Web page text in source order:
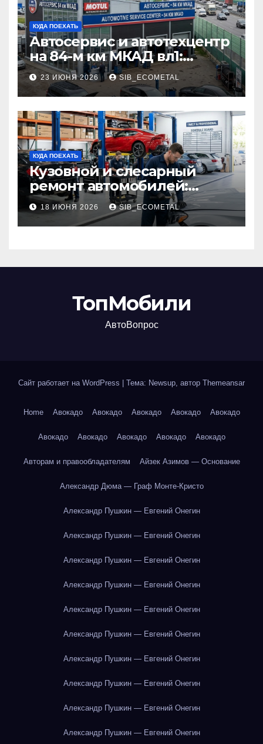
КУДА ПОЕХАТЬ
Автосервис и автотехцентр
на 84-м км МКАД вл1:
описание услуг и режим
работы
23 ИЮНЯ 2026 SIB_ECOMETAL
КУДА ПОЕХАТЬ
Кузовной и слесарный
ремонт автомобилей:
наличие оригинальных
запчастей производителя
и сроки выполнения работ
18 ИЮНЯ 2026 SIB_ECOMETAL
ТопМобили
АвтоВопрос
Сайт работает на WordPress Тема: Newsup, автор Themeansar
Home Авокадо Авокадо Авокадо Авокадо Авокадо
Авокадо Авокадо Авокадо Авокадо Авокадо
Авторам и правообладателям Айзек Азимов — Основание
Александр Дюма — Граф Монте-Кристо
Александр Пушкин — Евгений Онегин
Александр Пушкин — Евгений Онегин
Александр Пушкин — Евгений Онегин
Александр Пушкин — Евгений Онегин
Александр Пушкин — Евгений Онегин
Александр Пушкин — Евгений Онегин
Александр Пушкин — Евгений Онегин
Александр Пушкин — Евгений Онегин
Александр Пушкин — Евгений Онегин
Александр Пушкин — Евгений Онегин